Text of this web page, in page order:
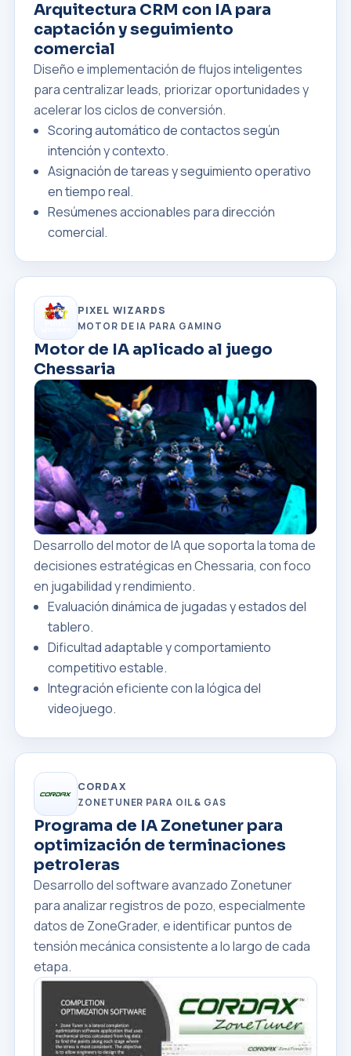
Arquitectura CRM con IA para
captación y seguimiento
comercial
Diseño e implementación de flujos inteligentes
para centralizar leads, priorizar oportunidades y
acelerar los ciclos de conversión.
Scoring automático de contactos según
intención y contexto.
Asignación de tareas y seguimiento operativo
en tiempo real.
Resúmenes accionables para dirección
comercial.
PIXEL WIZARDS
MOTOR DE IA PARA GAMING
Motor de IA aplicado al juego
Chessaria
Desarrollo del motor de IA que soporta la toma de
decisiones estratégicas en Chessaria, con foco
en jugabilidad y rendimiento.
Evaluación dinámica de jugadas y estados del
tablero.
Dificultad adaptable y comportamiento
competitivo estable.
Integración eficiente con la lógica del
videojuego.
CORDAX
ZONETUNER PARA OIL & GAS
Programa de IA Zonetuner para
optimización de terminaciones
petroleras
Desarrollo del software avanzado Zonetuner
para analizar registros de pozo, especialmente
datos de ZoneGrader, e identificar puntos de
tensión mecánica consistente a lo largo de cada
etapa.